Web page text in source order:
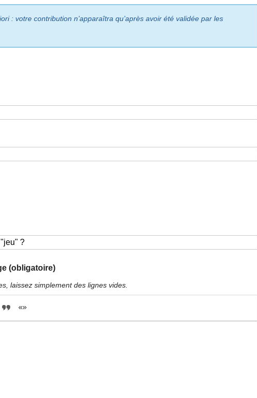
: votre contribution n’apparaîtra qu’après avoir été validée par les
(obligatoire)
laissez simplement des lignes vides.